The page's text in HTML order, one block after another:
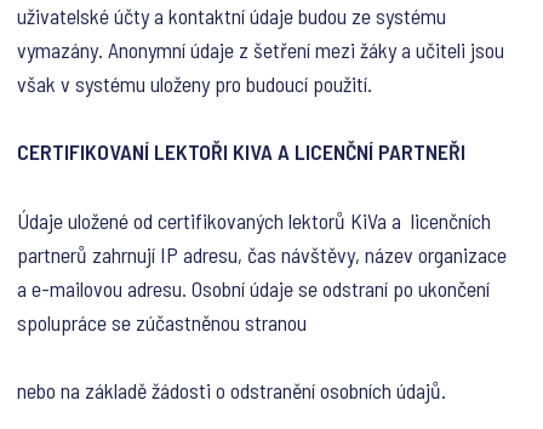
uživatelské účty a kontaktní údaje budou ze systému
vymazány. Anonymní údaje z šetření mezi žáky a učiteli jsou
však v systému uloženy pro budoucí použití.
CERTIFIKOVANÍ LEKTOŘI KIVA A LICENČNÍ PARTNEŘI
Údaje uložené od certifikovaných lektorů KiVa a licenčních
partnerů zahrnují IP adresu, čas návštěvy, název organizace
a e-mailovou adresu. Osobní údaje se odstraní po ukončení
spolupráce se zúčastněnou stranou
nebo na základě žádosti o odstranění osobních údajů.